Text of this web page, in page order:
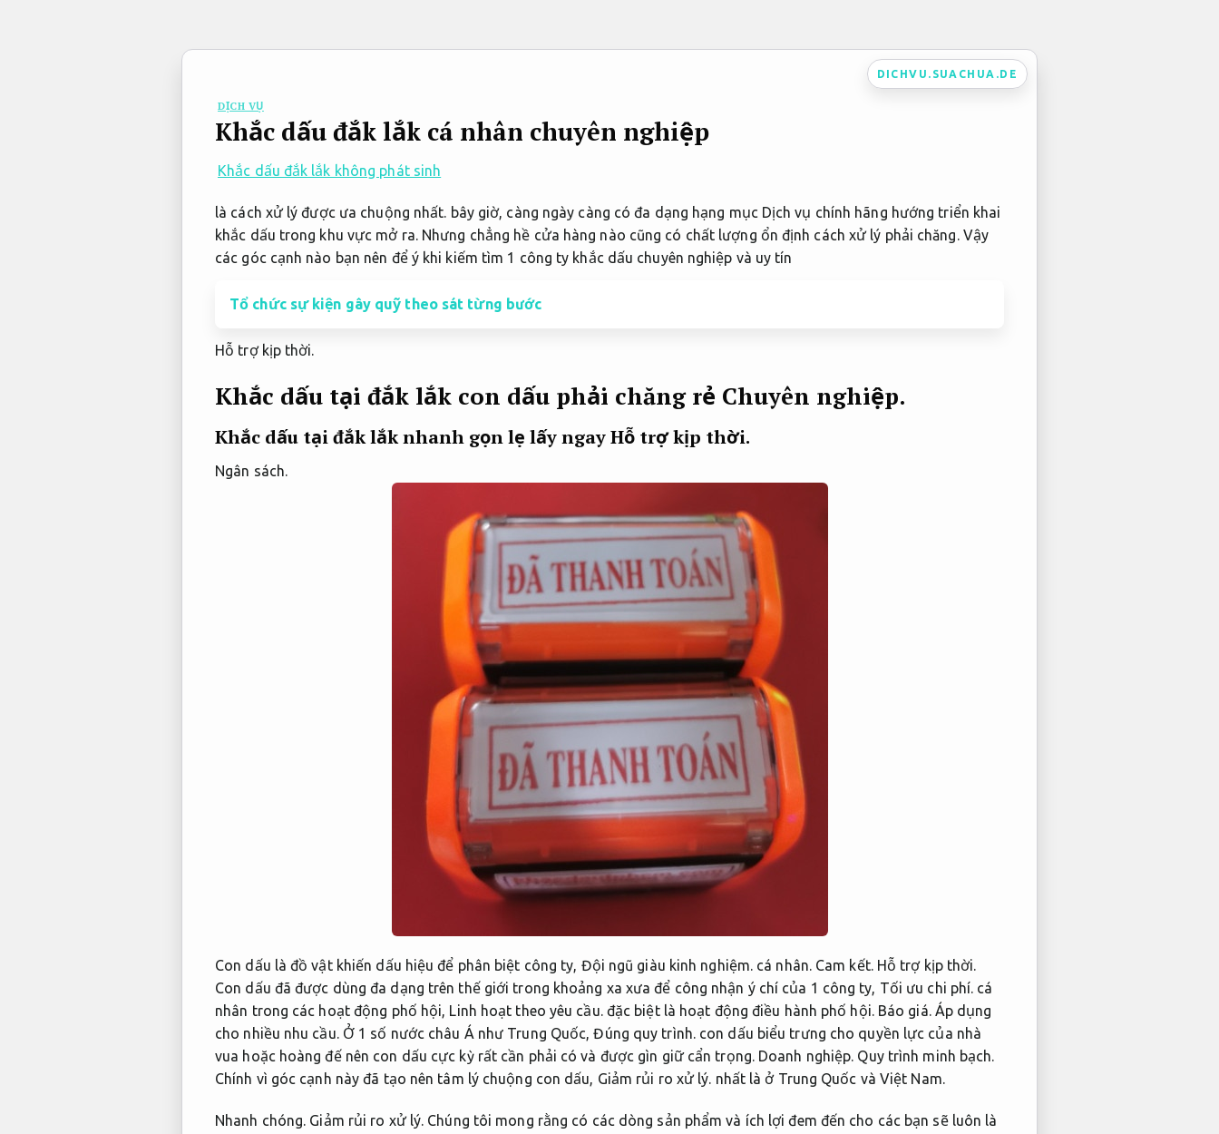
DICHVU.SUACHUA.DE
DỊCH VỤ
Khắc dấu đắk lắk cá nhân chuyên nghiệp
Khắc dấu đắk lắk không phát sinh
là cách xử lý được ưa chuộng nhất. bây giờ, càng ngày càng có đa dạng hạng mục Dịch vụ chính hãng hướng triển khai
khắc dấu trong khu vực mở ra. Nhưng chẳng hề cửa hàng nào cũng có chất lượng ổn định cách xử lý phải chăng. Vậy
các góc cạnh nào bạn nên để ý khi kiếm tìm 1 công ty khắc dấu chuyên nghiệp và uy tín
Tổ chức sự kiện gây quỹ theo sát từng bước
Hỗ trợ kịp thời.
Khắc dấu tại đắk lắk con dấu phải chăng rẻ Chuyên nghiệp.
Khắc dấu tại đắk lắk nhanh gọn lẹ lấy ngayHỗ trợ kịp thời.
Ngân sách.
Con dấu là đồ vật khiến dấu hiệu để phân biệt công ty, Đội ngũ giàu kinh nghiệm. cá nhân. Cam kết. Hỗ trợ kịp thời.
Con dấu đã được dùng đa dạng trên thế giới trong khoảng xa xưa để công nhận ý chí của 1 công ty, Tối ưu chi phí. cá
nhân trong các hoạt động phố hội, Linh hoạt theo yêu cầu.đặc biệt là hoạt động điều hành phố hội. Báo giá. Áp dụng
cho nhiều nhu cầu.Ở 1 số nước châu Á như Trung Quốc,Đúng quy trình.con dấu biểu trưng cho quyền lực của nhà
vua hoặc hoàng đế nên con dấu cực kỳ rất cần phải có và được gìn giữ cẩn trọng. Doanh nghiệp. Quy trình minh bạch.
Chính vì góc cạnh này đã tạo nên tâm lý chuộng con dấu, Giảm rủi ro xử lý. nhất là ở Trung Quốc và Việt Nam.
Nhanh chóng. Giảm rủi ro xử lý. Chúng tôi mong rằng có các dòng sản phẩm và ích lợi đem đến cho các bạn sẽ luôn là